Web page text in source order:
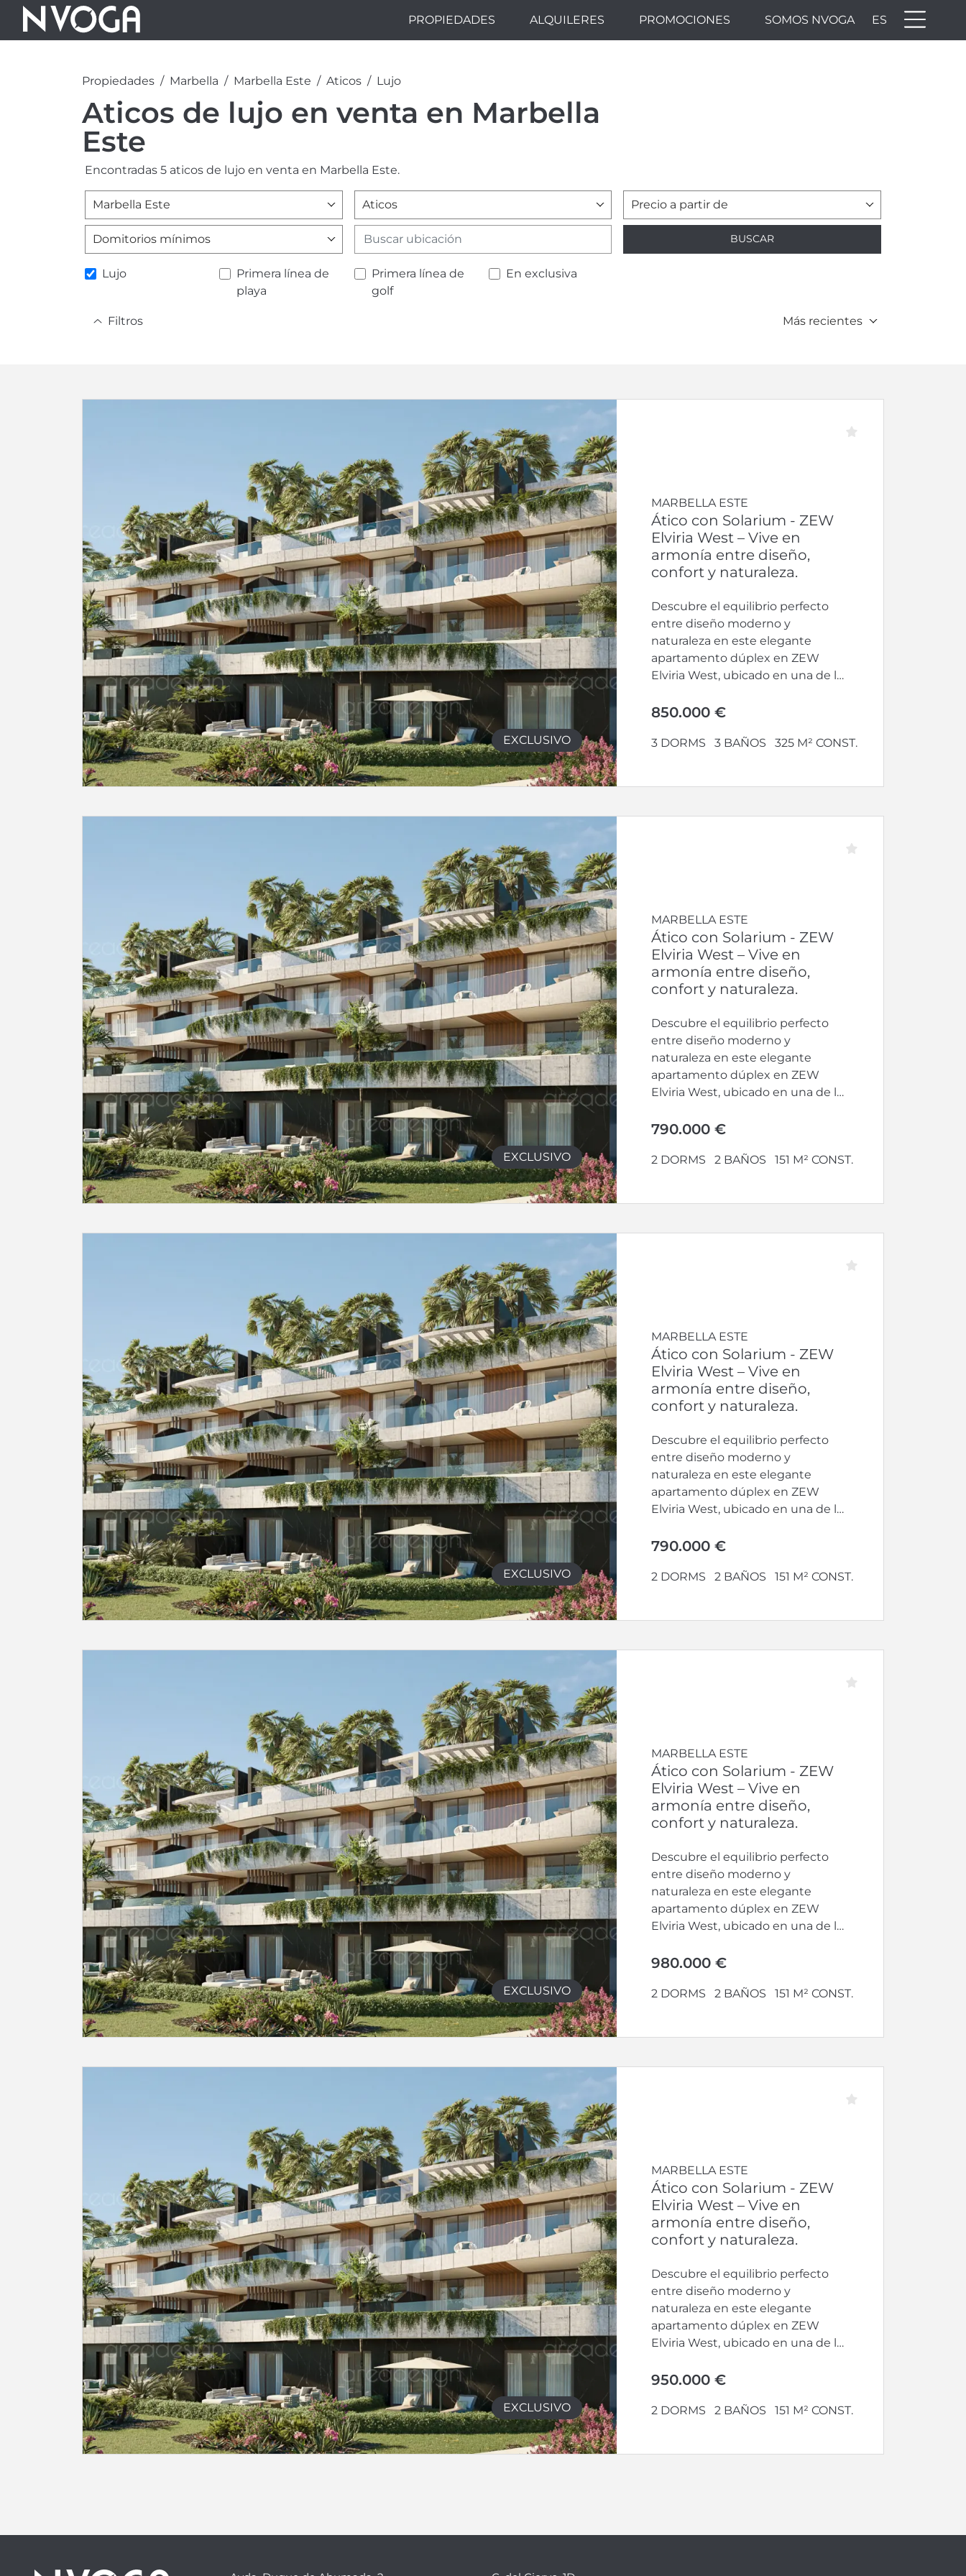
PROPIEDADES ALQUILERES PROMOCIONES SOMOS NVOGA ES
Propiedades Marbella Marbella Este Aticos Lujo
Aticos de lujo en venta en Marbella
Este
Encontradas 5 aticos de lujo en venta en Marbella Este.
Marbella Este Aticos Precio a partir de
Domitorios mínimos BUSCAR
Lujo
Primera línea de
playa
Primera línea de
golf
En exclusiva
Filtros Más recientes
EXCLUSIVO
MARBELLA ESTE
Ático con Solarium - ZEW
Elviria West – Vive en
armonía entre diseño,
confort y naturaleza.
Descubre el equilibrio perfecto
entre diseño moderno y
naturaleza en este elegante
apartamento dúplex en ZEW
Elviria West, ubicado en una de las
850.000 €
3 DORMS 3 BAÑOS 325 M² CONST.
EXCLUSIVO
MARBELLA ESTE
Ático con Solarium - ZEW
Elviria West – Vive en
armonía entre diseño,
confort y naturaleza.
Descubre el equilibrio perfecto
entre diseño moderno y
naturaleza en este elegante
apartamento dúplex en ZEW
Elviria West, ubicado en una de las
790.000 €
2 DORMS 2 BAÑOS 151 M² CONST.
EXCLUSIVO
MARBELLA ESTE
Ático con Solarium - ZEW
Elviria West – Vive en
armonía entre diseño,
confort y naturaleza.
Descubre el equilibrio perfecto
entre diseño moderno y
naturaleza en este elegante
apartamento dúplex en ZEW
Elviria West, ubicado en una de las
790.000 €
2 DORMS 2 BAÑOS 151 M² CONST.
EXCLUSIVO
MARBELLA ESTE
Ático con Solarium - ZEW
Elviria West – Vive en
armonía entre diseño,
confort y naturaleza.
Descubre el equilibrio perfecto
entre diseño moderno y
naturaleza en este elegante
apartamento dúplex en ZEW
Elviria West, ubicado en una de las
980.000 €
2 DORMS 2 BAÑOS 151 M² CONST.
EXCLUSIVO
MARBELLA ESTE
Ático con Solarium - ZEW
Elviria West – Vive en
armonía entre diseño,
confort y naturaleza.
Descubre el equilibrio perfecto
entre diseño moderno y
naturaleza en este elegante
apartamento dúplex en ZEW
Elviria West, ubicado en una de las
950.000 €
2 DORMS 2 BAÑOS 151 M² CONST.